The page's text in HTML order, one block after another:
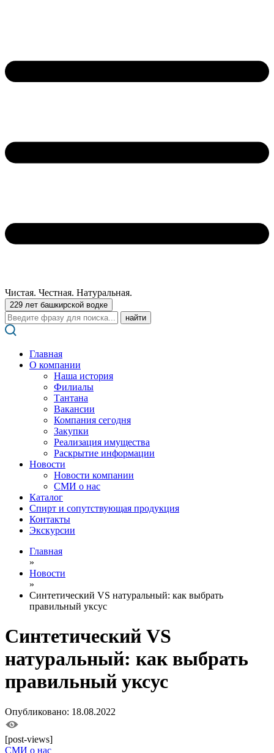
Чистая. Честная. Натуральная.
229 лет башкирской водке
Поиск:
Главная
О компании
Наша история
Филиалы
Тантана
Вакансии
Компания сегодня
Закупки
Реализация имущества
Раскрытие информации
Новости
Новости компании
СМИ о нас
Каталог
Спирт и сопутствующая продукция
Контакты
Экскурсии
Главная
»
Новости
»
Синтетический VS натуральный: как выбрать
правильный уксус
Синтетический VS
натуральный: как выбрать
правильный уксус
Опубликовано: 18.08.2022
[post-views]
СМИ о нас